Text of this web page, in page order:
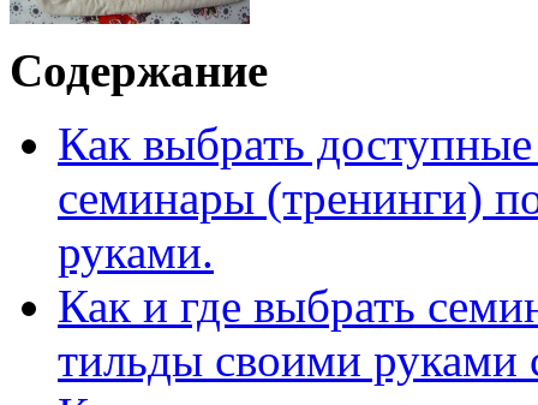
Содержание
Как выбрать
семинары (тренинги)
руками.
Как и где выбрать
тильды своими руками